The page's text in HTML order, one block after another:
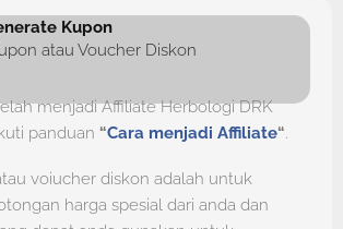
Kupon
atau Voucher Diskon
menjadi Affiliate Herbologi DRK
panduan “Cara menjadi Affiliate“
voiucher diskon adalah untuk
harga spesial dari anda dan